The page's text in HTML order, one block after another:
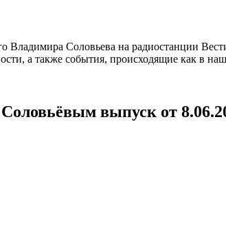
Владимира Соловьева на радиостанции
а также события, происходящие как в
выпуск от